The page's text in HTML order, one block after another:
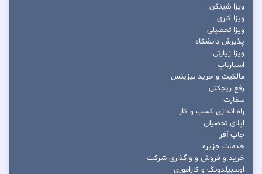
ویزا شینگن
ویزا کاری
ویزا تحصیلی
پذیرش دانشگاه
ویزا زیارتی
استارتاپ
مالکیت و خرید بیزینس
رفع ریجکتی
سفارت
راه اندازی کسب و کار
اپلای تحصیلی
جاب آفر
خدمات جزیره
خرید و فروش و واگذاری شرکت
اوسبیلدونگ و کاراموزی